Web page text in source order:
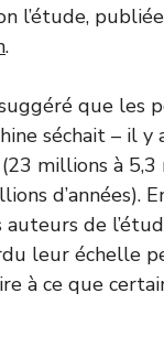
l’étude,
.
que les
séchait – il y
millions à 5,3
d’années).
de
leur échelle
à ce que